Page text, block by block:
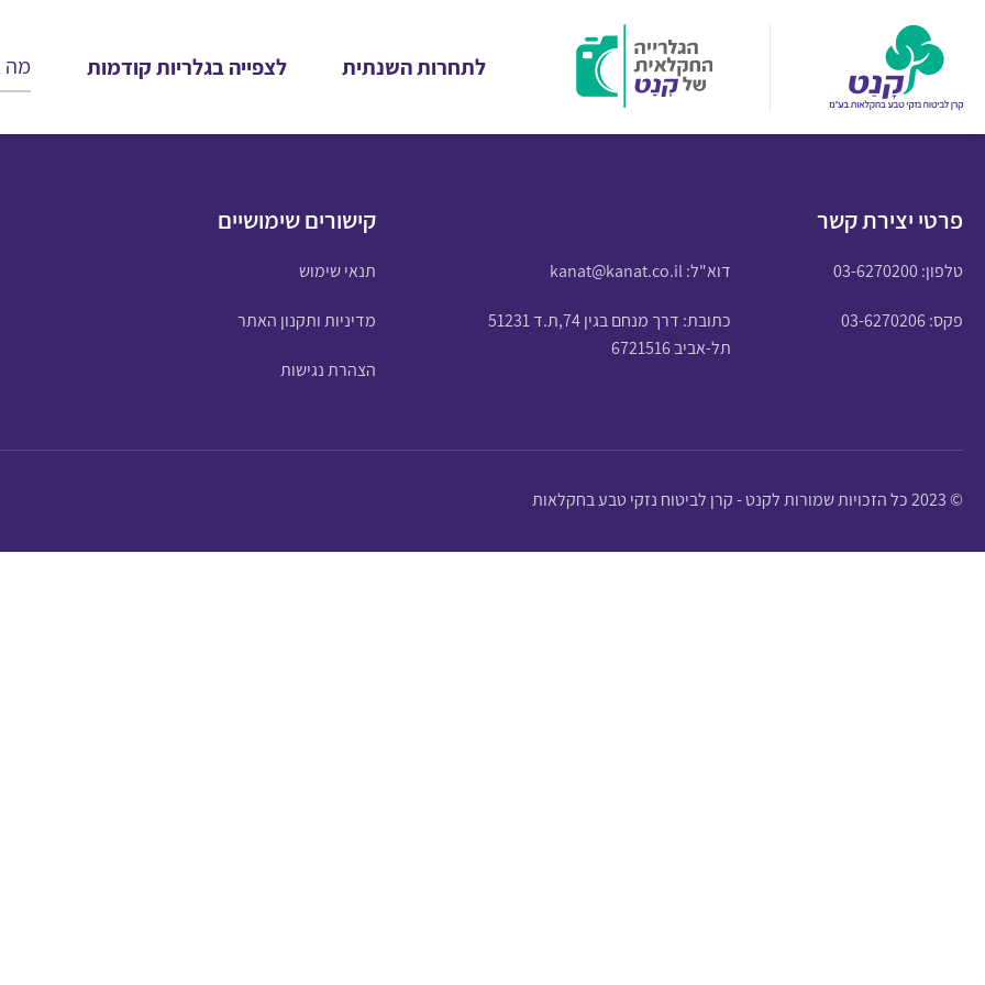
לתחרות השנתית לצפייה בגלריות קודמות
פרטי יצירת קשר
טלפון:03-6270200 דוא"ל:kanat@kanat.co.il
פקס: 03-6270206
כתובת: דרך מנחם בגין 74,ת.ד 51231
תל-אביב 6721516
קישורים שימושיים
תנאי שימוש
מדיניות ותקנון האתר
הצהרת נגישות
© 2023 כל הזכויות שמורות לקנט - קרן לביטוח נזקי טבע בחקלאות